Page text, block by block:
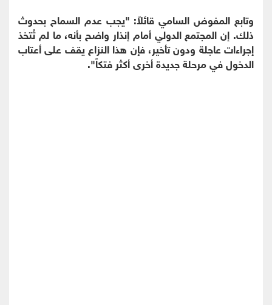
‏وتابع المفوض السامي قائلاً: "يجب عدم السماح بحدوث
ذلك. إن المجتمع الدولي أمام إنذار واضح بأنه، ما لم تُتخذ
إجراءات عاجلة ودون تأخير، فإن هذا النزاع يقف على أعتاب
الدخول في مرحلة جديدة أخرى أكثر فتكاً".